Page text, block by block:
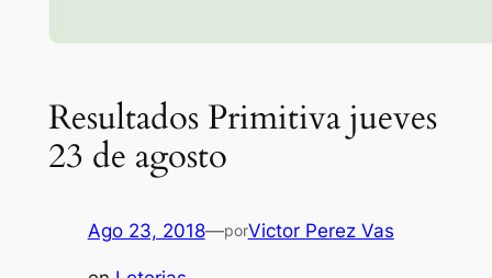
Resultados Primitiva jueves
23 de agosto
Ago 23, 2018—porVictor Perez Vas